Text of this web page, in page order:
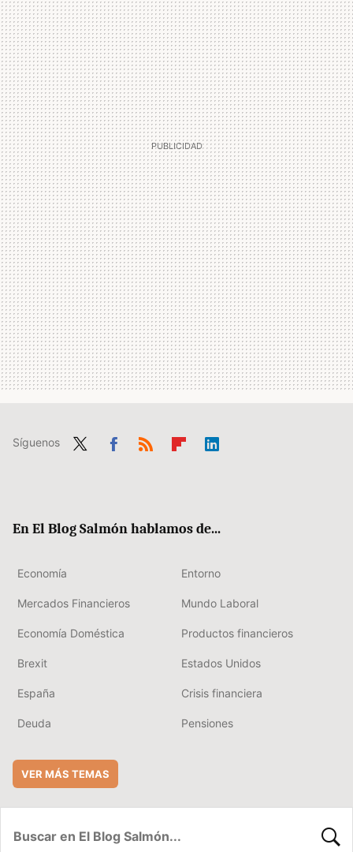
Síguenos
En El Blog Salmón hablamos de...
Economía Entorno
Mercados Financieros Mundo Laboral
Economía Doméstica Productos financieros
Brexit Estados Unidos
España Crisis financiera
Deuda Pensiones
VER MÁS TEMAS